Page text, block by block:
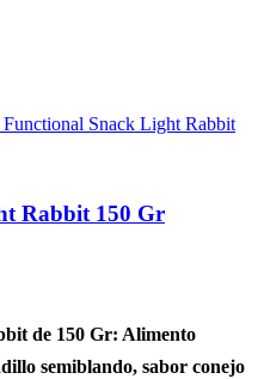
Rabbit 150 Gr
de 150 Gr: Alimento
semiblando, sabor conejo